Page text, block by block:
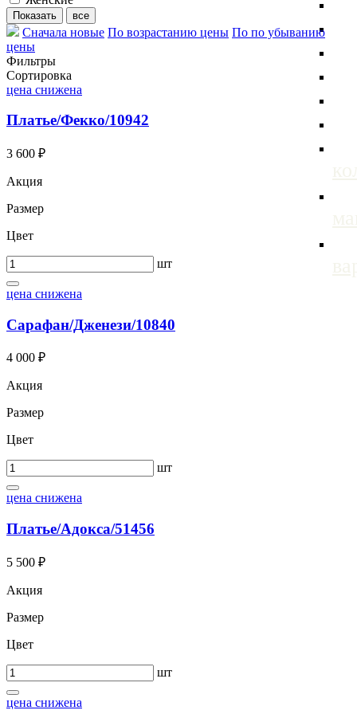
Сначала новые По возрастанию цены По по убыванию
цены
Фильтры
Сортировка
цена снижена
Платье/Фекко/10942
3 600 ₽
Акция
Размер
Цвет
шт
цена снижена
Сарафан/Дженези/10840
4 000 ₽
Акция
Размер
Цвет
шт
цена снижена
Платье/Адокса/51456
5 500 ₽
Акция
Размер
Цвет
шт
цена снижена